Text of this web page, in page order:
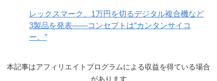
レックスマーク、1万円を切るデジタル複合機など
3製品を発表——コンセプトは“カンタンサイコ
ー。”
本記事はアフィリエイトプログラムによる収益を得ている場合
があります